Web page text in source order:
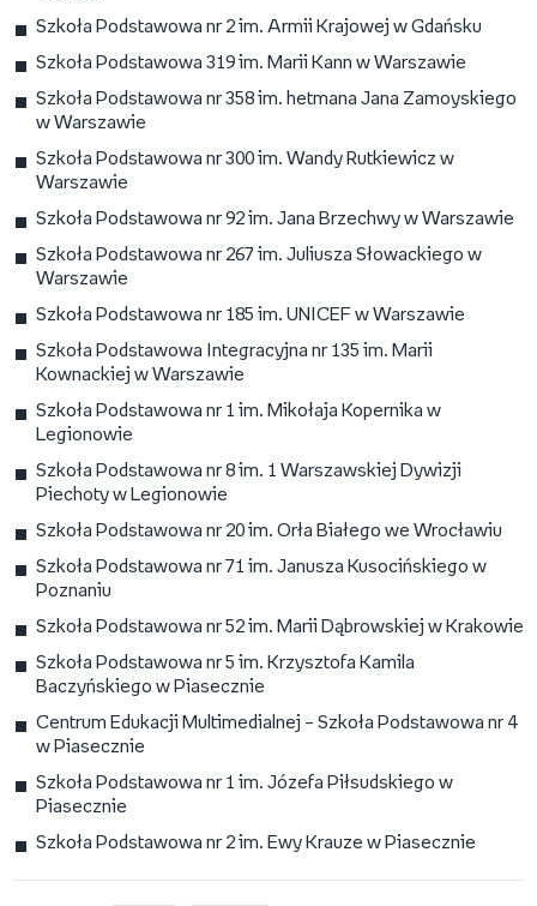
Szkoła Podstawowa nr 2 im. Armii Krajowej w Gdańsku
Szkoła Podstawowa 319 im. Marii Kann w Warszawie
Szkoła Podstawowa nr 358 im. hetmana Jana Zamoyskiego
w Warszawie
Szkoła Podstawowa nr 300 im. Wandy Rutkiewicz w
Warszawie
Szkoła Podstawowa nr 92 im. Jana Brzechwy w Warszawie
Szkoła Podstawowa nr 267 im. Juliusza Słowackiego w
Warszawie
Szkoła Podstawowa nr 185 im. UNICEF w Warszawie
Szkoła Podstawowa Integracyjna nr 135 im. Marii
Kownackiej w Warszawie
Szkoła Podstawowa nr 1 im. Mikołaja Kopernika w
Legionowie
Szkoła Podstawowa nr 8 im. 1 Warszawskiej Dywizji
Piechoty w Legionowie
Szkoła Podstawowa nr 20 im. Orła Białego we Wrocławiu
Szkoła Podstawowa nr 71 im. Janusza Kusocińskiego w
Poznaniu
Szkoła Podstawowa nr 52 im. Marii Dąbrowskiej w Krakowie
Szkoła Podstawowa nr 5 im. Krzysztofa Kamila
Baczyńskiego w Piasecznie
Centrum Edukacji Multimedialnej – Szkoła Podstawowa nr 4
w Piasecznie
Szkoła Podstawowa nr 1 im. Józefa Piłsudskiego w
Piasecznie
Szkoła Podstawowa nr 2 im. Ewy Krauze w Piasecznie